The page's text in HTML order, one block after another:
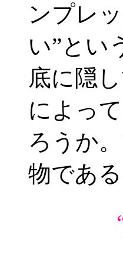
ンプレ
い”とい
底に隠
によっ
ろうか
物である